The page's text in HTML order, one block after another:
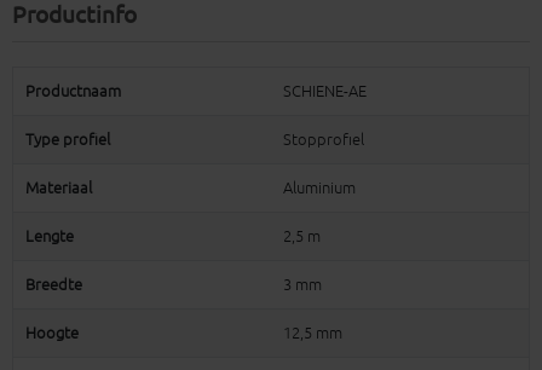
Productinfo
Productnaam SCHIENE-AE
Type profiel Stopprofiel
Materiaal Aluminium
Lengte 2,5 m
Breedte 3 mm
Hoogte 12,5 mm